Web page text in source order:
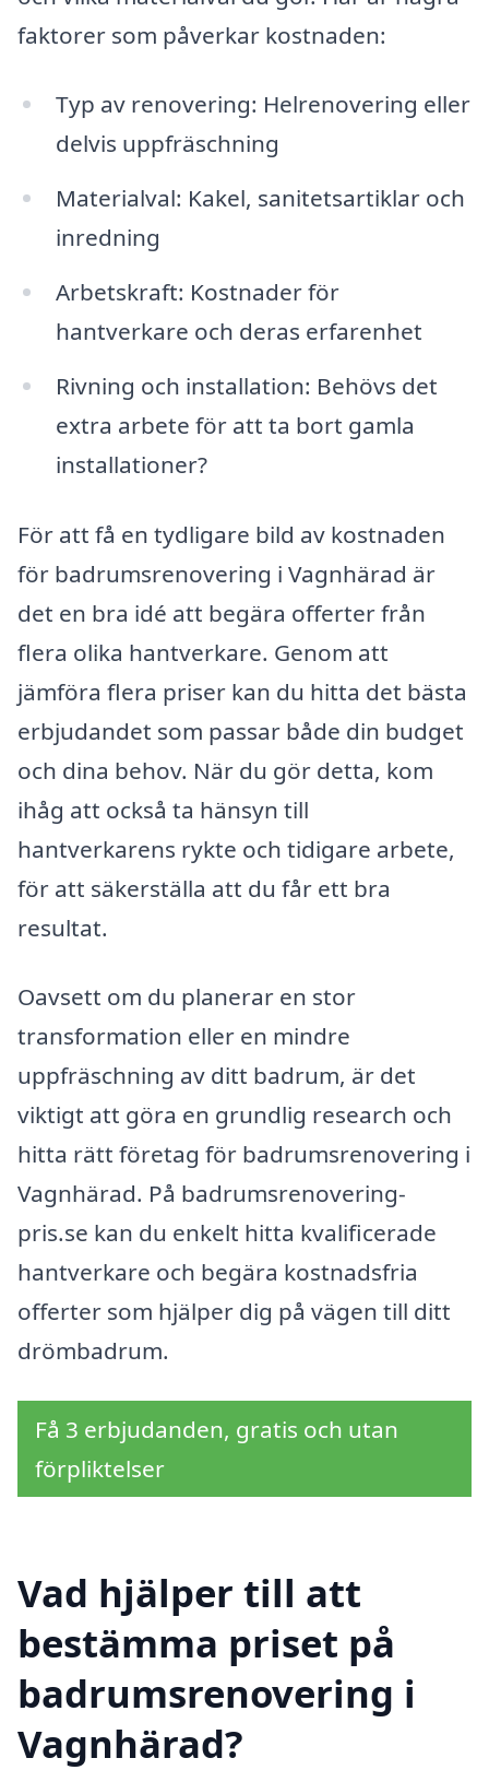
faktorer som påverkar kostnaden:
Typ av renovering: Helrenovering eller
delvis uppfräschning
Materialval: Kakel, sanitetsartiklar och
inredning
Arbetskraft: Kostnader för
hantverkare och deras erfarenhet
Rivning och installation: Behövs det
extra arbete för att ta bort gamla
installationer?
För att få en tydligare bild av kostnaden
för badrumsrenovering i Vagnhärad är
det en bra idé att begära offerter från
flera olika hantverkare. Genom att
jämföra flera priser kan du hitta det bästa
erbjudandet som passar både din budget
och dina behov. När du gör detta, kom
ihåg att också ta hänsyn till
hantverkarens rykte och tidigare arbete,
för att säkerställa att du får ett bra
resultat.
Oavsett om du planerar en stor
transformation eller en mindre
uppfräschning av ditt badrum, är det
viktigt att göra en grundlig research och
hitta rätt företag för badrumsrenovering i
Vagnhärad. På badrumsrenovering-
pris.se kan du enkelt hitta kvalificerade
hantverkare och begära kostnadsfria
offerter som hjälper dig på vägen till ditt
drömbadrum.
Få 3 erbjudanden, gratis och utan
förpliktelser
Vad hjälper till att
bestämma priset på
badrumsrenovering i
Vagnhärad?